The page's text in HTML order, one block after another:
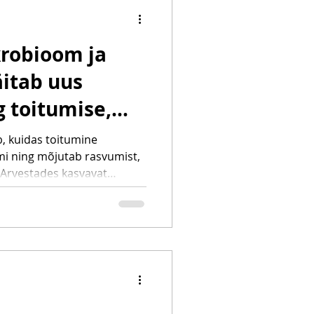
ja
uus
toitumise,
kohta
kuidas toitumine
ning mõjutab rasvumist,
kasvavat
kui Eestis, on see
see tähendab sinu